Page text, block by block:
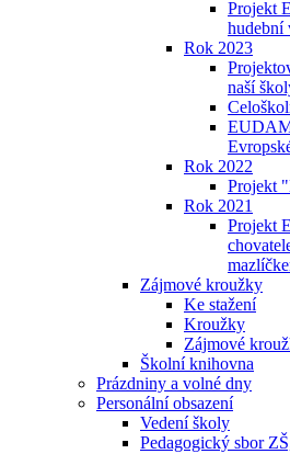
Projekt
hudební
Rok 2023
naší
Rok 2022
Projekt
Rok 2021
Projekt
Zájmové kroužky
Ke stažení
Kroužky
Zájmové
Školní knihovna
Prázdniny a volné dny
Personální obsazení
Vedení školy
Pedagogický sbor